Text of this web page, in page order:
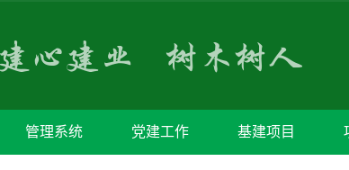
管理系统 党建工作 基建项目